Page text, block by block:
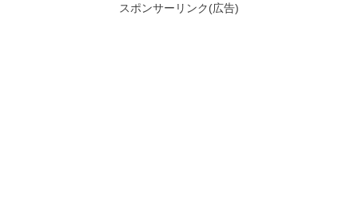
スポンサーリンク(広告)